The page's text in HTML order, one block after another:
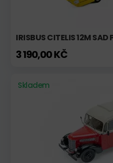
IRISBUS CITELIS 12M SAD
3 190,00 KČ
Skladem